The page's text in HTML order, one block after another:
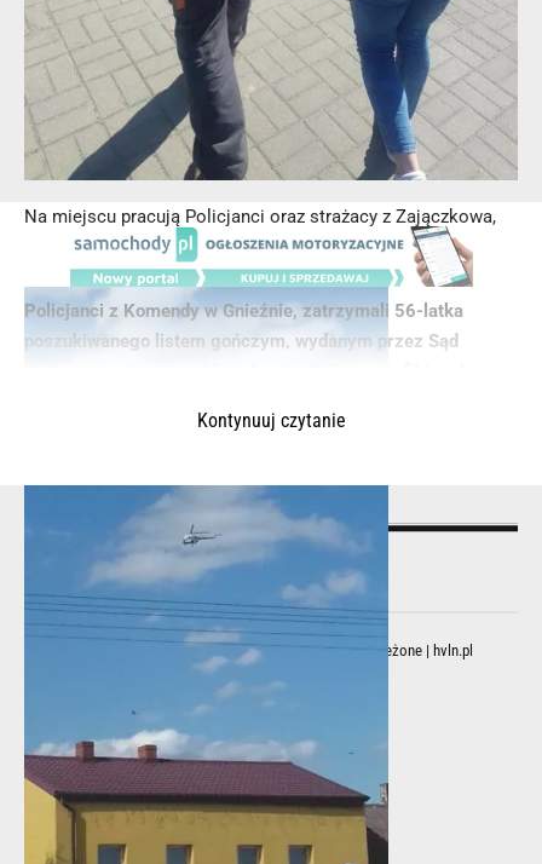
Na miejscu pracują Policjanci oraz strażacy z Zajączkowa,
Szamotuł, Koźla, Pniew oraz Otorowa.
Policjanci z Komendy w Gnieźnie, zatrzymali 56-latka
poszukiwanego listem gończym, wydanym przez Sąd
za posiadanie narkotyków.
Kontynuuj czytanie
© 2025 – Wielkopolska 112, Wszelkie prawa zastrzeżone | hvln.pl